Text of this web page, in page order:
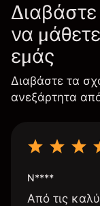
Διαβάστε
να
εμάς
Διαβάστε τα
ανεξάρτητα
N****
Από τις